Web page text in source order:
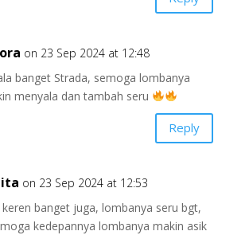
on 23 Sep 2024 at 12:48
banget Strada, semoga lombanya
menyala dan tambah seru
Reply
on 23 Sep 2024 at 12:53
keren banget juga, lombanya seru bgt,
kedepannya lombanya makin asik